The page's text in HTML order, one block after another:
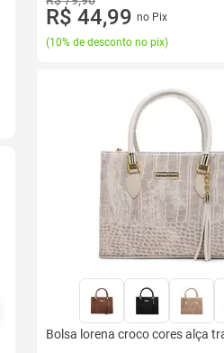
R$ 44,99 no Pix
(10% de desconto no pix)
Bolsa lorena croco cores alça